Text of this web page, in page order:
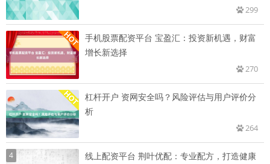
299
手机股票配资平台 宝盈汇：投资新机遇，财富
增长新选择
270
杠杆开户 资网安全吗？风险评估与用户评价分
析
264
4
线上配资平台 荆叶优配：专业配方，打造健康